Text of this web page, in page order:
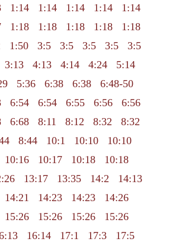
1:14 1:14 1:14 1:14
1:14
1:18 1:18 1:18 1:18
1:18
1:50 3:5 3:5 3:5 3:5
3:5
3:13 4:13 4:14 4:24
5:14
5:36 6:38 6:38
6:48-50
6:54 6:54 6:55 6:56
6:56
6:68 8:11 8:12 8:32
8:32
8:44 10:1 10:10
10:10
10:16 10:17 10:18
10:18
13:17 13:35 14:2
14:13
14:21 14:23 14:23
14:26
15:26 15:26 15:26
15:26
16:14 17:1 17:3
17:5